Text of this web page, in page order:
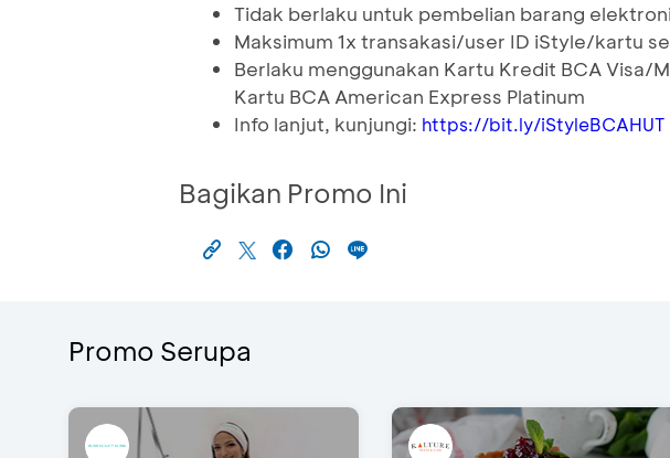
Tidak berlaku untuk pembelian barang
Maksimum 1x transakasi/user ID iStyle/kartu
Berlaku menggunakan Kartu Kredit BCA Visa/
Kartu BCA American Express Platinum
Info lanjut, kunjungi: https://bit.ly/iStyleBCAHUT
Bagikan Promo Ini
Promo Serupa